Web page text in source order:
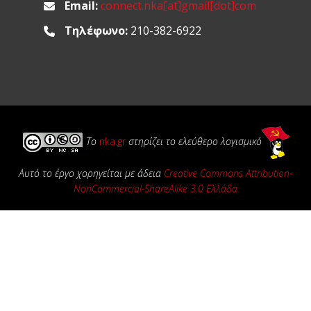
Email: connect.nka[at]gmail[dot]com
Τηλέφωνο:210-382-6922
Το nka.gr στηρίζει το ελεύθερο λογισμικό
Αυτό το έργο χορηγείται με άδεια Creative Commons Attribution-
NonCommercial-ShareAlike 3.0 Ελλάδα